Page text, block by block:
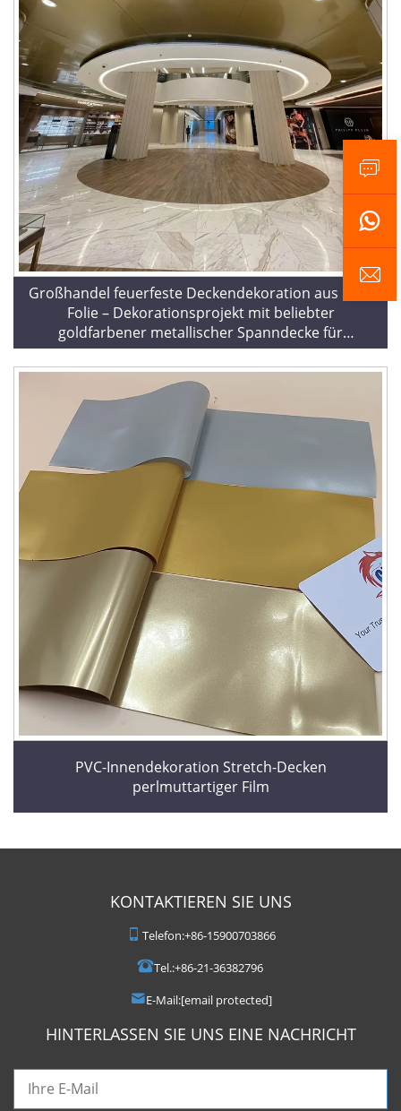
Großhandel feuerfeste Deckendekoration aus PVC-
Folie – Dekorationsprojekt mit beliebter
goldfarbener metallischer Spanndecke für
Einkaufszentren
PVC-Innendekoration Stretch-Decken
perlmuttartiger Film
KONTAKTIEREN SIE UNS
Telefon:+86-15900703866
Tel.:+86-21-36382796
E-Mail:[email protected]
HINTERLASSEN SIE UNS EINE NACHRICHT